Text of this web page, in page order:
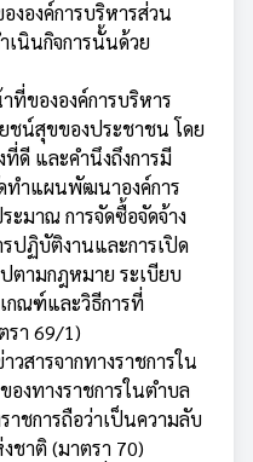
งองค์การบริหารส่วน
เนินกิจการนั้นด้วย
ที่ขององค์การบริหาร
ชน์สุขของประชาชน โดย
ที่ดี และคำนึงถึงการมี
ทำแผนพัฒนาองค์การ
ะมาณ การจัดซื้อจัดจ้าง
ปฏิบัติงานและการเปิด
ตามกฎหมาย ระเบียบ
กณฑ์และวิธีการที่
รา 69/1)
สารจากทางราชการใน
องทางราชการในตำบล
ชการถือว่าเป็นความลับ
ชาติ (มาตรา 70)